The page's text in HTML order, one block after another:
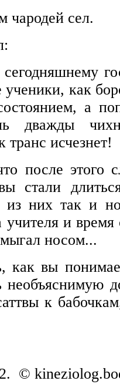
чародей сел.
ученики, как
а
дважды
исчезнет!
после этого
стали
них так и
учителя и
носом...
как вы
необъяснимую
к
©